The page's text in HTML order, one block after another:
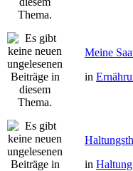
Meine
in
in